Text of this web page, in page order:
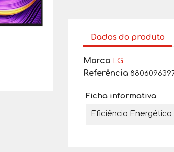
Dados do produto
Marca LG
Referência
Ficha informativa
Eficiência Energética